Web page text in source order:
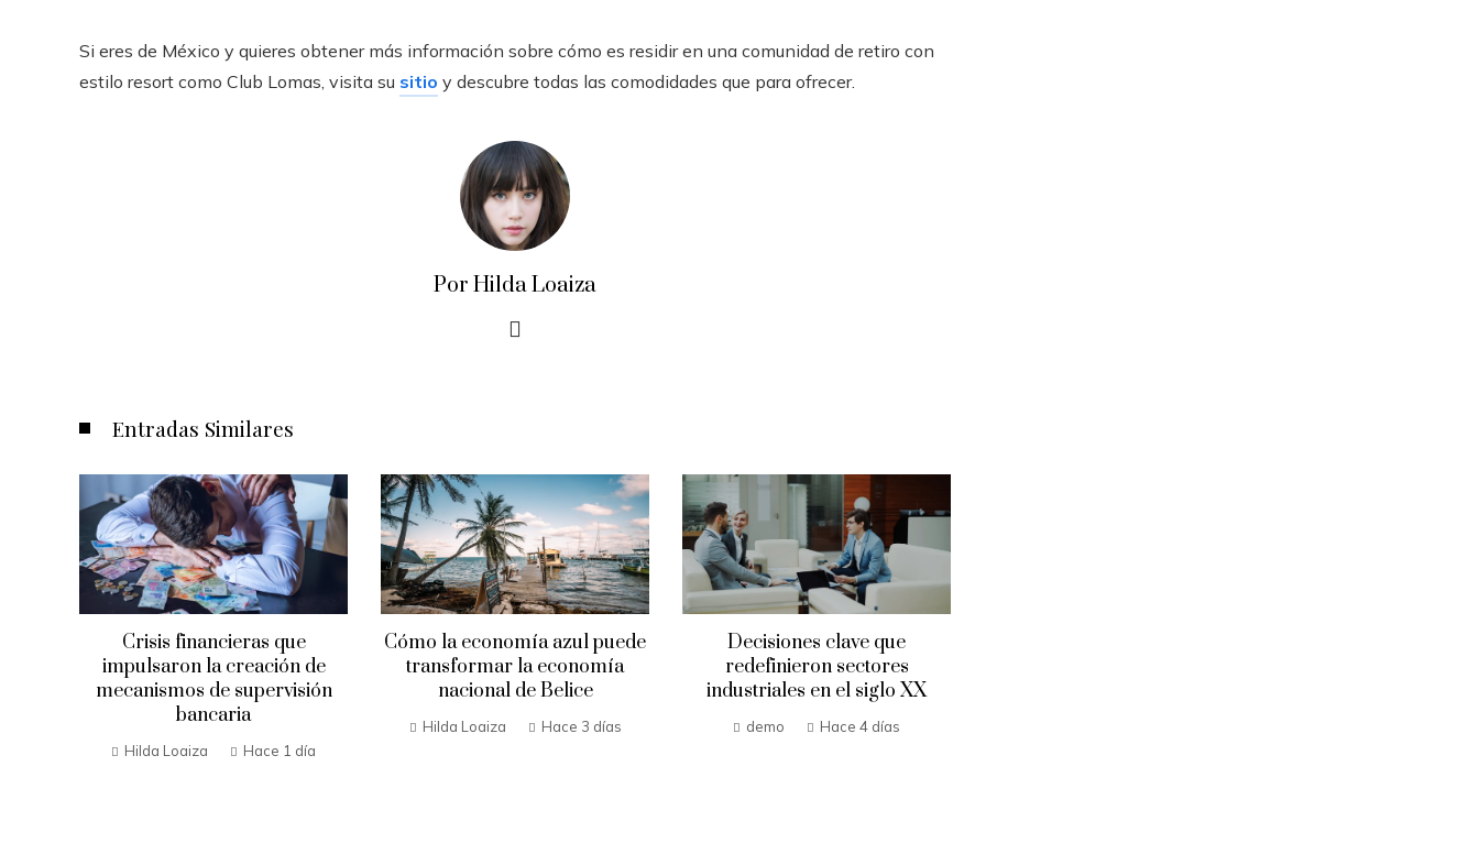
Si eres de México y quieres obtener más información sobre cómo es residir en una comunidad de retiro con
estilo resort como Club Lomas, visita su sitio y descubre todas las comodidades que para ofrecer.
Por Hilda Loaiza
Entradas Similares
financieras que
la creación de
de supervisión
Hace 1 día
Cómo la economía azul puede
transformar la economía
nacional de Belice
Hace 3 días
Decisiones clave que
redefinieron sectores
industriales en el siglo XX
demo Hace 4 días
Las 12 mayores multas a
empresas por fraude y
contaminación
Hilda Loaiza